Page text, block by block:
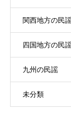
関西地方の民
四国地方の民
九州の民謡
未分類